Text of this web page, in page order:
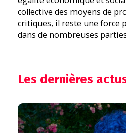
collective des moyens de
critiques, il reste une force
dans de nombreuses
Les dernières